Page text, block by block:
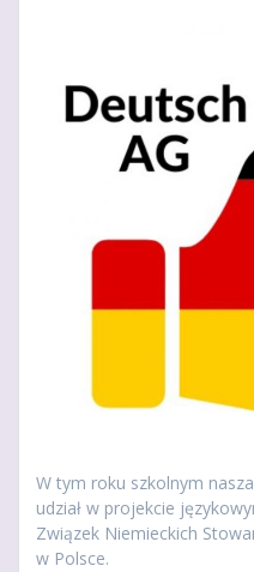
W tym roku szkolnym
udział w projekcie
Związek Niemieckich
w Polsce.